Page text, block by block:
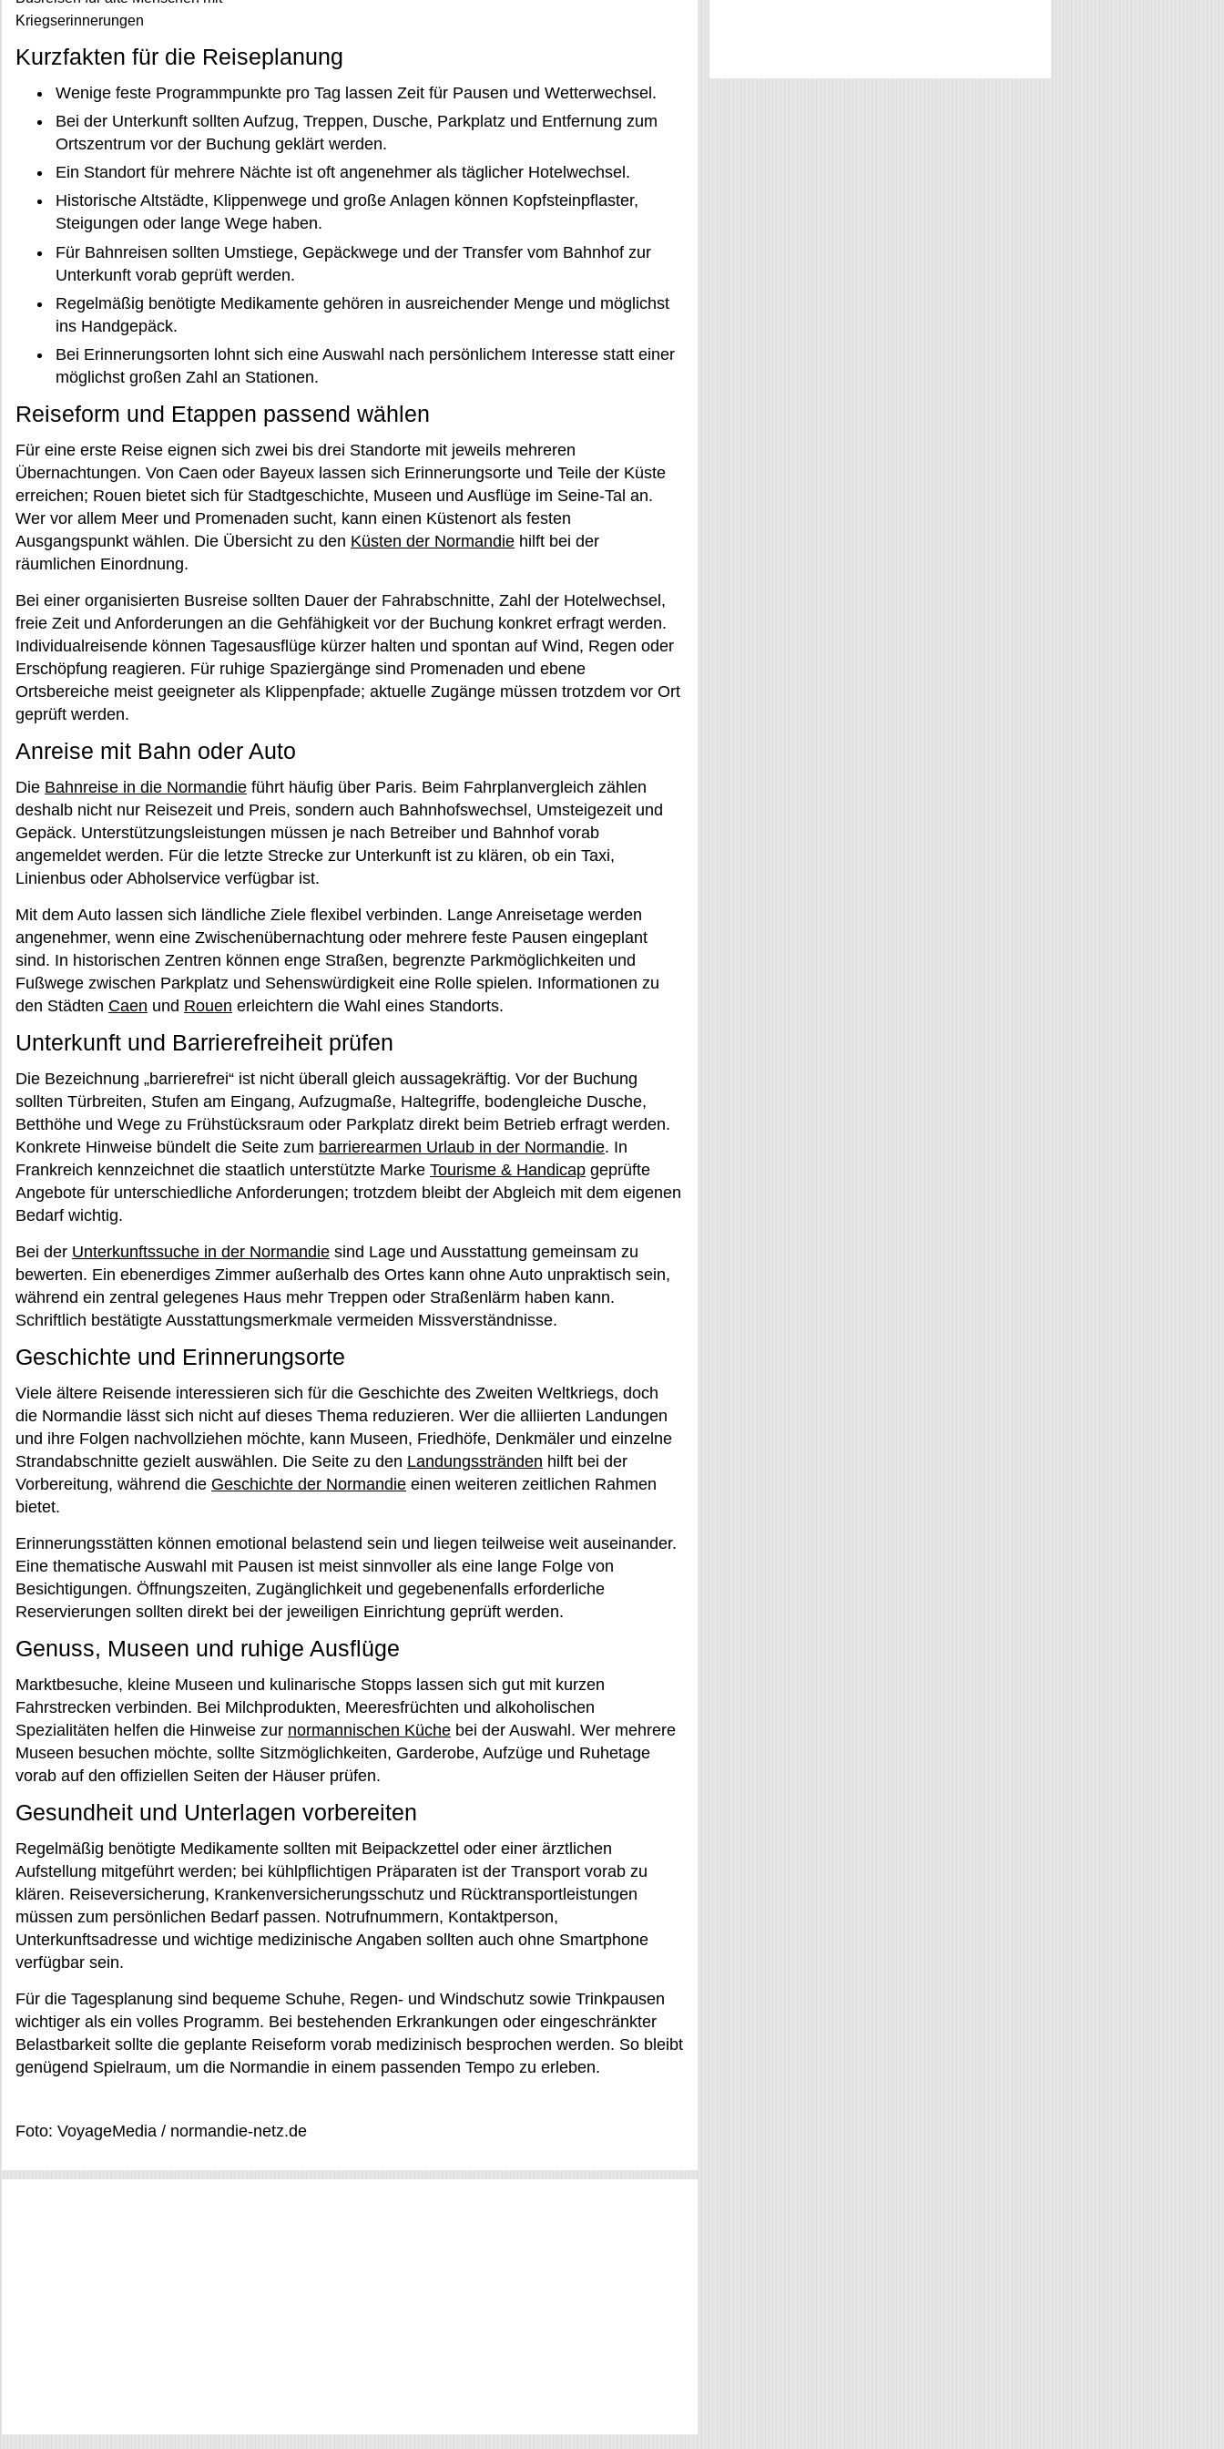
Kriegserinnerungen
Kurzfakten für die Reiseplanung
Wenige feste Programmpunkte pro Tag lassen Zeit für Pausen und Wetterwechsel.
Bei der Unterkunft sollten Aufzug, Treppen, Dusche, Parkplatz und Entfernung zum
Ortszentrum vor der Buchung geklärt werden.
Ein Standort für mehrere Nächte ist oft angenehmer als täglicher Hotelwechsel.
Historische Altstädte, Klippenwege und große Anlagen können Kopfsteinpflaster,
Steigungen oder lange Wege haben.
Für Bahnreisen sollten Umstiege, Gepäckwege und der Transfer vom Bahnhof zur
Unterkunft vorab geprüft werden.
Regelmäßig benötigte Medikamente gehören in ausreichender Menge und möglichst
ins Handgepäck.
Bei Erinnerungsorten lohnt sich eine Auswahl nach persönlichem Interesse statt einer
möglichst großen Zahl an Stationen.
Reiseform und Etappen passend wählen
Für eine erste Reise eignen sich zwei bis drei Standorte mit jeweils mehreren
Übernachtungen. Von Caen oder Bayeux lassen sich Erinnerungsorte und Teile der Küste
erreichen; Rouen bietet sich für Stadtgeschichte, Museen und Ausflüge im Seine-Tal an.
Wer vor allem Meer und Promenaden sucht, kann einen Küstenort als festen
Ausgangspunkt wählen. Die Übersicht zu den Küsten der Normandie hilft bei der
räumlichen Einordnung.
Bei einer organisierten Busreise sollten Dauer der Fahrabschnitte, Zahl der Hotelwechsel,
freie Zeit und Anforderungen an die Gehfähigkeit vor der Buchung konkret erfragt werden.
Individualreisende können Tagesausflüge kürzer halten und spontan auf Wind, Regen oder
Erschöpfung reagieren. Für ruhige Spaziergänge sind Promenaden und ebene
Ortsbereiche meist geeigneter als Klippenpfade; aktuelle Zugänge müssen trotzdem vor Ort
geprüft werden.
Anreise mit Bahn oder Auto
Die Bahnreise in die Normandie führt häufig über Paris. Beim Fahrplanvergleich zählen
deshalb nicht nur Reisezeit und Preis, sondern auch Bahnhofswechsel, Umsteigezeit und
Gepäck. Unterstützungsleistungen müssen je nach Betreiber und Bahnhof vorab
angemeldet werden. Für die letzte Strecke zur Unterkunft ist zu klären, ob ein Taxi,
Linienbus oder Abholservice verfügbar ist.
Mit dem Auto lassen sich ländliche Ziele flexibel verbinden. Lange Anreisetage werden
angenehmer, wenn eine Zwischenübernachtung oder mehrere feste Pausen eingeplant
sind. In historischen Zentren können enge Straßen, begrenzte Parkmöglichkeiten und
Fußwege zwischen Parkplatz und Sehenswürdigkeit eine Rolle spielen. Informationen zu
den Städten Caen und Rouen erleichtern die Wahl eines Standorts.
Unterkunft und Barrierefreiheit prüfen
Die Bezeichnung „barrierefrei“ ist nicht überall gleich aussagekräftig. Vor der Buchung
sollten Türbreiten, Stufen am Eingang, Aufzugmaße, Haltegriffe, bodengleiche Dusche,
Betthöhe und Wege zu Frühstücksraum oder Parkplatz direkt beim Betrieb erfragt werden.
Konkrete Hinweise bündelt die Seite zum barrierearmen Urlaub in der Normandie. In
Frankreich kennzeichnet die staatlich unterstützte Marke Tourisme & Handicap geprüfte
Angebote für unterschiedliche Anforderungen; trotzdem bleibt der Abgleich mit dem eigenen
Bedarf wichtig.
Bei der Unterkunftssuche in der Normandie sind Lage und Ausstattung gemeinsam zu
bewerten. Ein ebenerdiges Zimmer außerhalb des Ortes kann ohne Auto unpraktisch sein,
während ein zentral gelegenes Haus mehr Treppen oder Straßenlärm haben kann.
Schriftlich bestätigte Ausstattungsmerkmale vermeiden Missverständnisse.
Geschichte und Erinnerungsorte
Viele ältere Reisende interessieren sich für die Geschichte des Zweiten Weltkriegs, doch
die Normandie lässt sich nicht auf dieses Thema reduzieren. Wer die alliierten Landungen
und ihre Folgen nachvollziehen möchte, kann Museen, Friedhöfe, Denkmäler und einzelne
Strandabschnitte gezielt auswählen. Die Seite zu den Landungsstränden hilft bei der
Vorbereitung, während die Geschichte der Normandie einen weiteren zeitlichen Rahmen
bietet.
Erinnerungsstätten können emotional belastend sein und liegen teilweise weit auseinander.
Eine thematische Auswahl mit Pausen ist meist sinnvoller als eine lange Folge von
Besichtigungen. Öffnungszeiten, Zugänglichkeit und gegebenenfalls erforderliche
Reservierungen sollten direkt bei der jeweiligen Einrichtung geprüft werden.
Genuss, Museen und ruhige Ausflüge
Marktbesuche, kleine Museen und kulinarische Stopps lassen sich gut mit kurzen
Fahrstrecken verbinden. Bei Milchprodukten, Meeresfrüchten und alkoholischen
Spezialitäten helfen die Hinweise zur normannischen Küche bei der Auswahl. Wer mehrere
Museen besuchen möchte, sollte Sitzmöglichkeiten, Garderobe, Aufzüge und Ruhetage
vorab auf den offiziellen Seiten der Häuser prüfen.
Gesundheit und Unterlagen vorbereiten
Regelmäßig benötigte Medikamente sollten mit Beipackzettel oder einer ärztlichen
Aufstellung mitgeführt werden; bei kühlpflichtigen Präparaten ist der Transport vorab zu
klären. Reiseversicherung, Krankenversicherungsschutz und Rücktransportleistungen
müssen zum persönlichen Bedarf passen. Notrufnummern, Kontaktperson,
Unterkunftsadresse und wichtige medizinische Angaben sollten auch ohne Smartphone
verfügbar sein.
Für die Tagesplanung sind bequeme Schuhe, Regen- und Windschutz sowie Trinkpausen
wichtiger als ein volles Programm. Bei bestehenden Erkrankungen oder eingeschränkter
Belastbarkeit sollte die geplante Reiseform vorab medizinisch besprochen werden. So bleibt
genügend Spielraum, um die Normandie in einem passenden Tempo zu erleben.
Foto: VoyageMedia / normandie-netz.de